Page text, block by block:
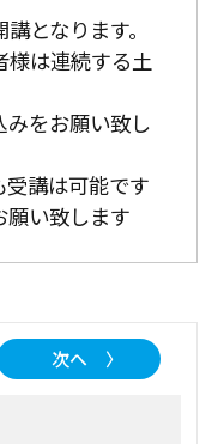
となります。
様は連続する土
みをお願い致し
講は可能です
願い致します
次へ 〉